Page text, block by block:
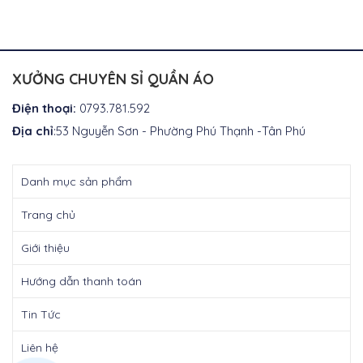
₫420.000.
XƯỞNG CHUYÊN SỈ QUẦN ÁO
Điện thoại: 0793.781.592
Địa chỉ:53 Nguyễn Sơn - Phường Phú Thạnh -Tân Phú
Danh mục sản phẩm
Trang chủ
Giới thiệu
Hướng dẫn thanh toán
Tin Tức
Liên hệ